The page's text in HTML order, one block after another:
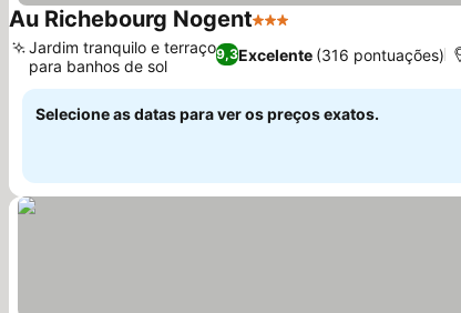
Au Richebourg Nogent3 Estrelas
9,3Excelente (316 pontuações)
Jardim tranquilo e terraço
para banhos de sol
Selecione as datas para ver os preços exatos.